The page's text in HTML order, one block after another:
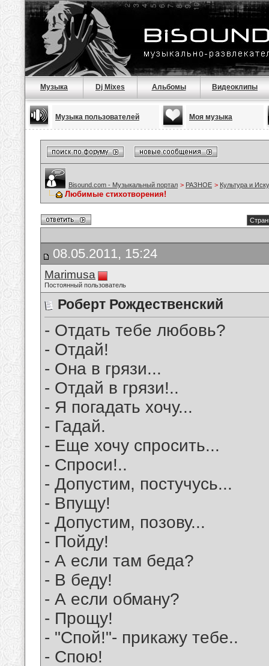
Музыка Dj Mixes Альбомы Видеоклипы
Музыка пользователей Моя музыка
Bisound.com - Музыкальный портал > РАЗНОЕ > Культура и
Любимые стихотворения!
08.05.2011, 15:24
Marimusa
Постоянный пользователь
Роберт Рождественский
- Отдать тебе любовь?
- Отдай!
- Она в грязи...
- Отдай в грязи!..
- Я погадать хочу...
- Гадай.
- Еще хочу спросить...
- Спроси!..
- Допустим, постучусь...
- Впущу!
- Допустим, позову...
- Пойду!
- А если там беда?
- В беду!
- А если обману?
- Прощу!
- "Спой!"- прикажу тебе..
- Спою!